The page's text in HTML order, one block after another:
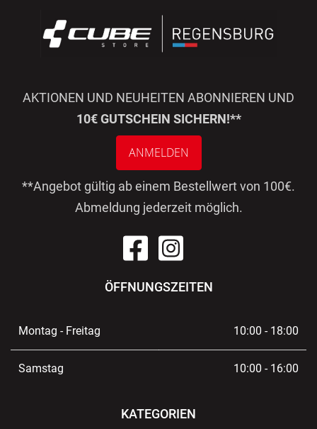
AKTIONEN UND NEUHEITEN ABONNIEREN UND
10€ GUTSCHEIN SICHERN!**
ANMELDEN
**Angebot gültig ab einem Bestellwert von 100€.
Abmeldung jederzeit möglich.
ÖFFNUNGSZEITEN
Montag - Freitag 10:00 - 18:00
Samstag 10:00 - 16:00
KATEGORIEN